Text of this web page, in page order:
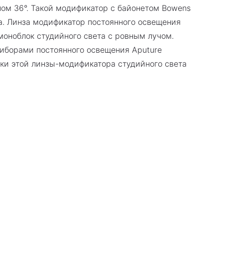
36°. Такой модификатор с байонетом Bowens
Линза модификатор постоянного освещения
студийного света с ровным лучом.
постоянного освещения Aputure
этой линзы-модификатора студийного света